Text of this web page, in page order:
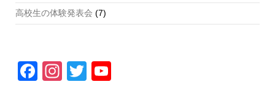
高校生の体験発表会 (7)
F
In
T